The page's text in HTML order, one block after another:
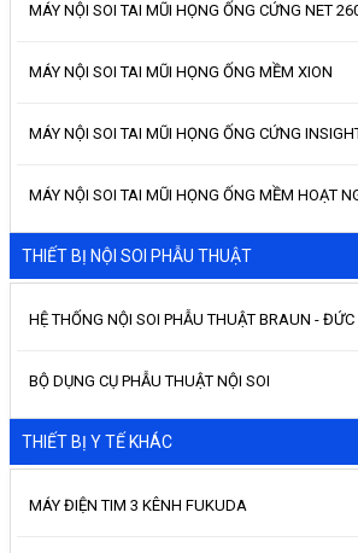
MÁY NỘI SOI TAI MŨI HỌNG ỐNG CỨNG NET
MÁY NỘI SOI TAI MŨI HỌNG ỐNG MỀM XION
MÁY NỘI SOI TAI MŨI HỌNG ỐNG CỨNG
MÁY NỘI SOI TAI MŨI HỌNG ỐNG MỀM HOẠT
THIẾT BỊ NỘI SOI PHẪU THUẬT
HỆ THỐNG NỘI SOI PHẪU THUẬT BRAUN - ĐỨC
BỘ DỤNG CỤ PHẪU THUẬT NỘI SOI
THIẾT BỊ Y TẾ KHÁC
MÁY ĐIỆN TIM 3 KÊNH FUKUDA